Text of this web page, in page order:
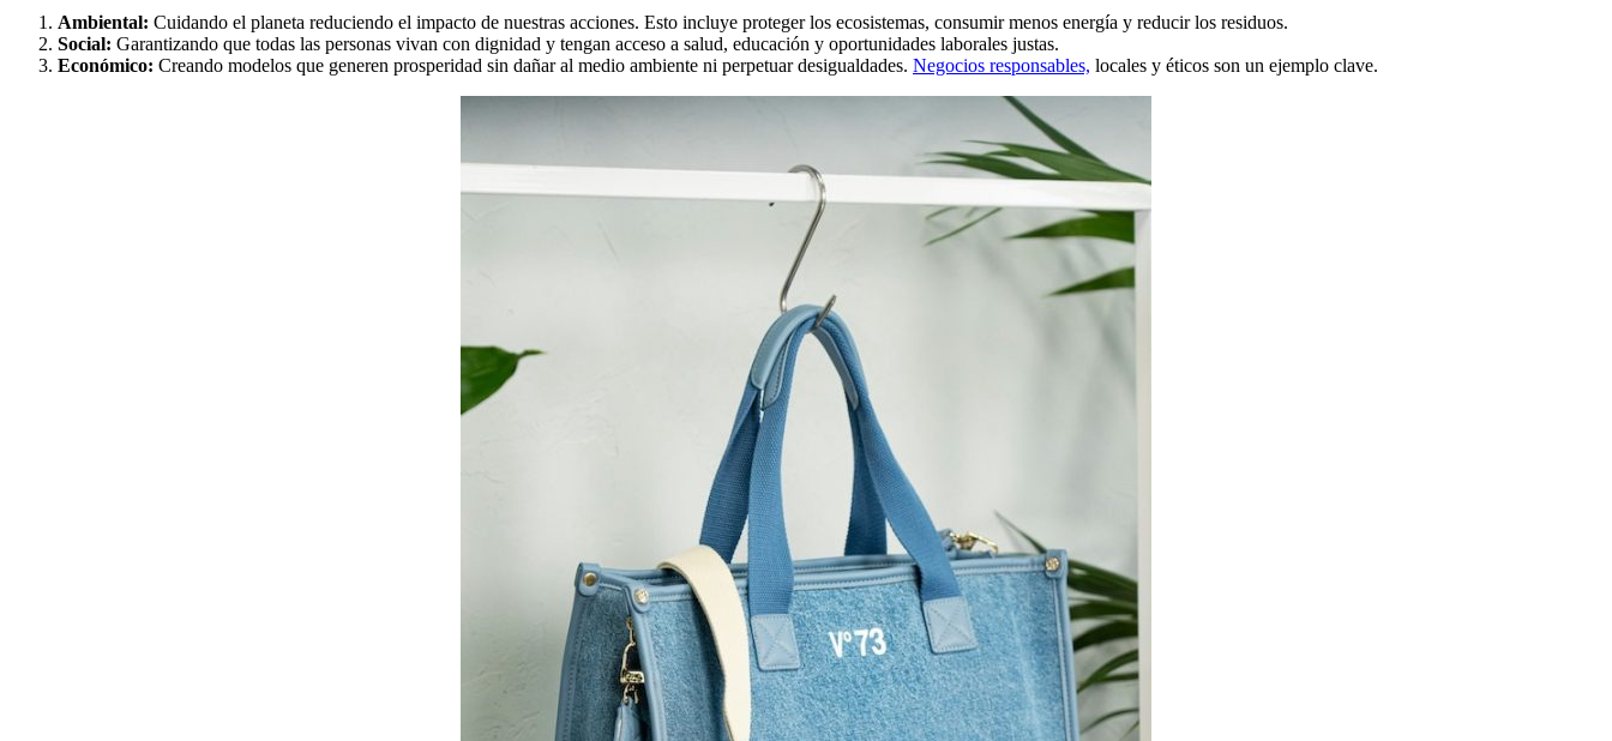
Ambiental: Cuidando el planeta reduciendo el impacto de nuestras acciones. Esto incluye proteger los ecosistemas, consumir menos energía y reducir los residuos.
Social: Garantizando que todas las personas vivan con dignidad y tengan acceso a salud, educación y oportunidades laborales justas.
Económico: Creando modelos que generen prosperidad sin dañar al medio ambiente ni perpetuar desigualdades. Negocios responsables, locales y éticos son un ejemplo clave.